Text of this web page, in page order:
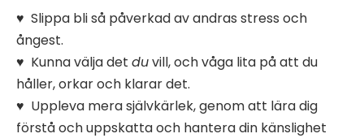
♥ Slippa bli så påverkad av andras stress och
ångest.
♥ Kunna välja det duvill, och våga lita på att du
håller, orkar och klarar det.
♥ Uppleva mera självkärlek, genom att lära dig
förstå och uppskatta och hantera din känslighet